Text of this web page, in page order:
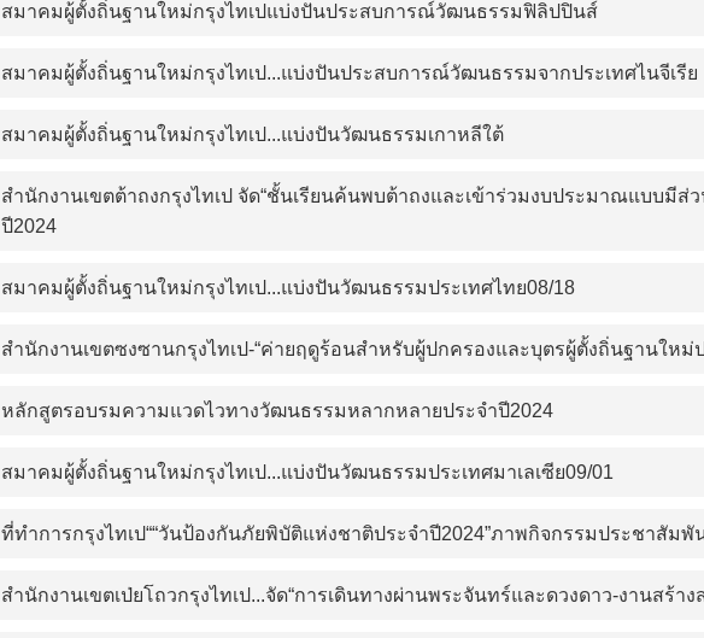
สมาคมผู้ตั้งถิ่นฐานใหม่กรุงไทเปแบ่งปันประสบการณ์วัฒนธรรมฟิลิปปินส์
สมาคมผู้ตั้งถิ่นฐานใหม่กรุงไทเป...แบ่งปันประสบการณ์วัฒนธรรมจากประเทศไนจีเรีย
สมาคมผู้ตั้งถิ่นฐานใหม่กรุงไทเป...แบ่งปันวัฒนธรรมเกาหลีใต้
สำนักงานเขตต้าถงกรุงไทเป จัด“ชั้นเรียนค้นพบต้าถงและเข้าร่วมงบประมาณแบบมี
ปี2024
สมาคมผู้ตั้งถิ่นฐานใหม่กรุงไทเป...แบ่งปันวัฒนธรรมประเทศไทย08/18
สำนักงานเขตซงซานกรุงไทเป-“ค่ายฤดูร้อนสำหรับผู้ปกครองและบุตรผู้ตั้งถิ่นฐานใหม่
หลักสูตรอบรมความแวดไวทางวัฒนธรรมหลากหลายประจำปี2024
สมาคมผู้ตั้งถิ่นฐานใหม่กรุงไทเป...แบ่งปันวัฒนธรรมประเทศมาเลเซีย09/01
ที่ทำการกรุงไทเป““วันป้องกันภัยพิบัติแห่งชาติประจำปี2024”ภาพกิจกรรมประชาสัม
สำนักงานเขตเป่ยโถวกรุงไทเป...จัด“การเดินทางผ่านพระจันทร์และดวงดาว-งานสร้า